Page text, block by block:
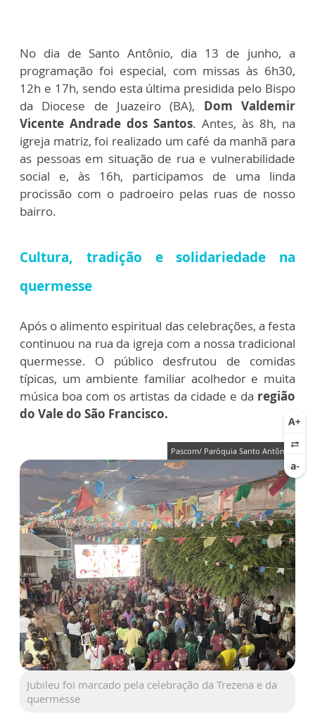
No dia de Santo Antônio, dia 13 de junho, a
programação foi especial, com missas às 6h30,
12h e 17h, sendo esta última presidida pelo Bispo
da Diocese de Juazeiro (BA), Dom Valdemir
Vicente Andrade dos Santos. Antes, às 8h, na
igreja matriz, foi realizado um café da manhã para
as pessoas em situação de rua e vulnerabilidade
social e, às 16h, participamos de uma linda
procissão com o padroeiro pelas ruas de nosso
bairro.
Cultura, tradição e solidariedade na
quermesse
Após o alimento espiritual das celebrações, a festa
continuou na rua da igreja com a nossa tradicional
quermesse. O público desfrutou de comidas
típicas, um ambiente familiar acolhedor e muita
música boa com os artistas da cidade e da região
do Vale do São Francisco.
Pascom/ Paróquia Santo Antônio
Jubileu foi marcado pela celebração da Trezena e da
quermesse